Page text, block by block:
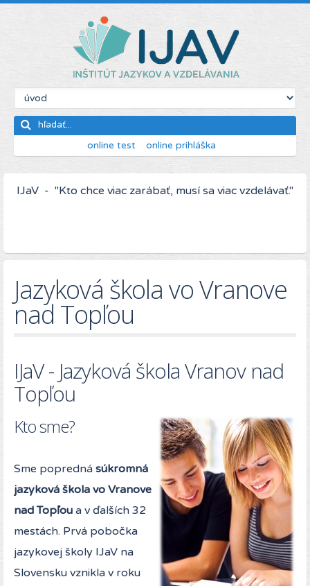
online test online prihláška
IJaV - "Kto chce viac zarábať, musí sa viac vzdelávať."
Jazyková škola vo Vranove
nad Topľou
IJaV - Jazyková škola Vranov nad
Topľou
Kto sme?
Sme popredná súkromná
jazyková škola vo Vranove
nad Topľou a v ďalších 32
mestách. Prvá pobočka
jazykovej školy IJaV na
Slovensku vznikla v roku